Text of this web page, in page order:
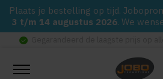
Plaats je bestelling op tijd.
3 t/m 14 augustus 2026. We
check_circle